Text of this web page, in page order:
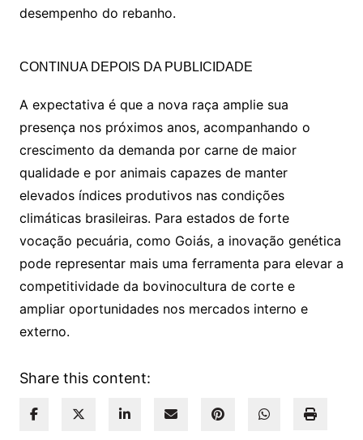
desempenho do rebanho.
CONTINUA DEPOIS DA PUBLICIDADE
A expectativa é que a nova raça amplie sua
presença nos próximos anos, acompanhando o
crescimento da demanda por carne de maior
qualidade e por animais capazes de manter
elevados índices produtivos nas condições
climáticas brasileiras. Para estados de forte
vocação pecuária, como Goiás, a inovação genética
pode representar mais uma ferramenta para elevar a
competitividade da bovinocultura de corte e
ampliar oportunidades nos mercados interno e
externo.
Share this content: